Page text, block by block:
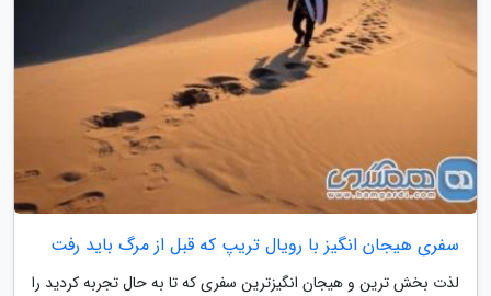
سفری هیجان انگیز با رویال تریپ که قبل از مرگ باید رفت
لذت بخش ترین و هیجان انگیزترین سفری که تا به حال تجربه کردید را